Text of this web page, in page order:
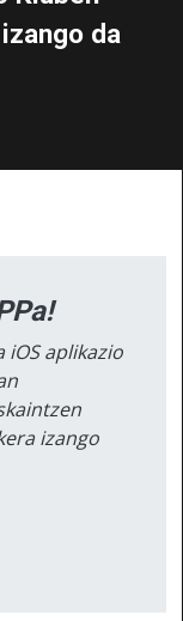
da
iOS aplikazio
izango